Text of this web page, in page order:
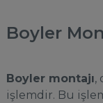
Boyler
Boyler montajı,
işlemdir. Bu